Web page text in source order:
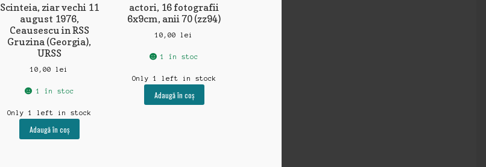
Scinteia, ziar vechi 11
august 1976,
Ceausescu in RSS
Gruzina (Georgia),
URSS
10,00lei
1 în stoc
Only 1 left in stock
Adaugă în coș
actori, 16 fotografii
6x9cm, anii 70 (zz94)
10,00lei
1 în stoc
Only 1 left in stock
Adaugă în coș